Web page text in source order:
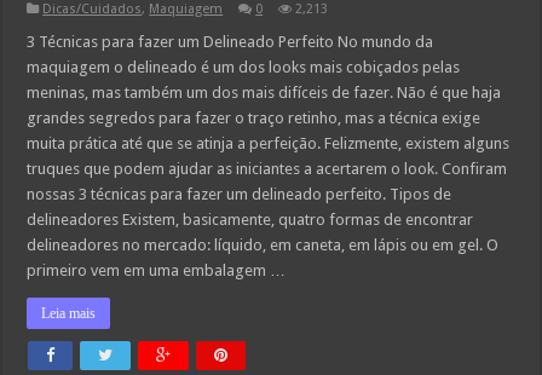
Dicas/Cuidados, Maquiagem 0 2,213
3 Técnicas para fazer um Delineado Perfeito No mundo da
maquiagem o delineado é um dos looks mais cobiçados pelas
meninas, mas também um dos mais difíceis de fazer. Não é que haja
grandes segredos para fazer o traço retinho, mas a técnica exige
muita prática até que se atinja a perfeição. Felizmente, existem alguns
truques que podem ajudar as iniciantes a acertarem o look. Confiram
nossas 3 técnicas para fazer um delineado perfeito. Tipos de
delineadores Existem, basicamente, quatro formas de encontrar
delineadores no mercado: líquido, em caneta, em lápis ou em gel. O
primeiro vem em uma embalagem …
Leia mais